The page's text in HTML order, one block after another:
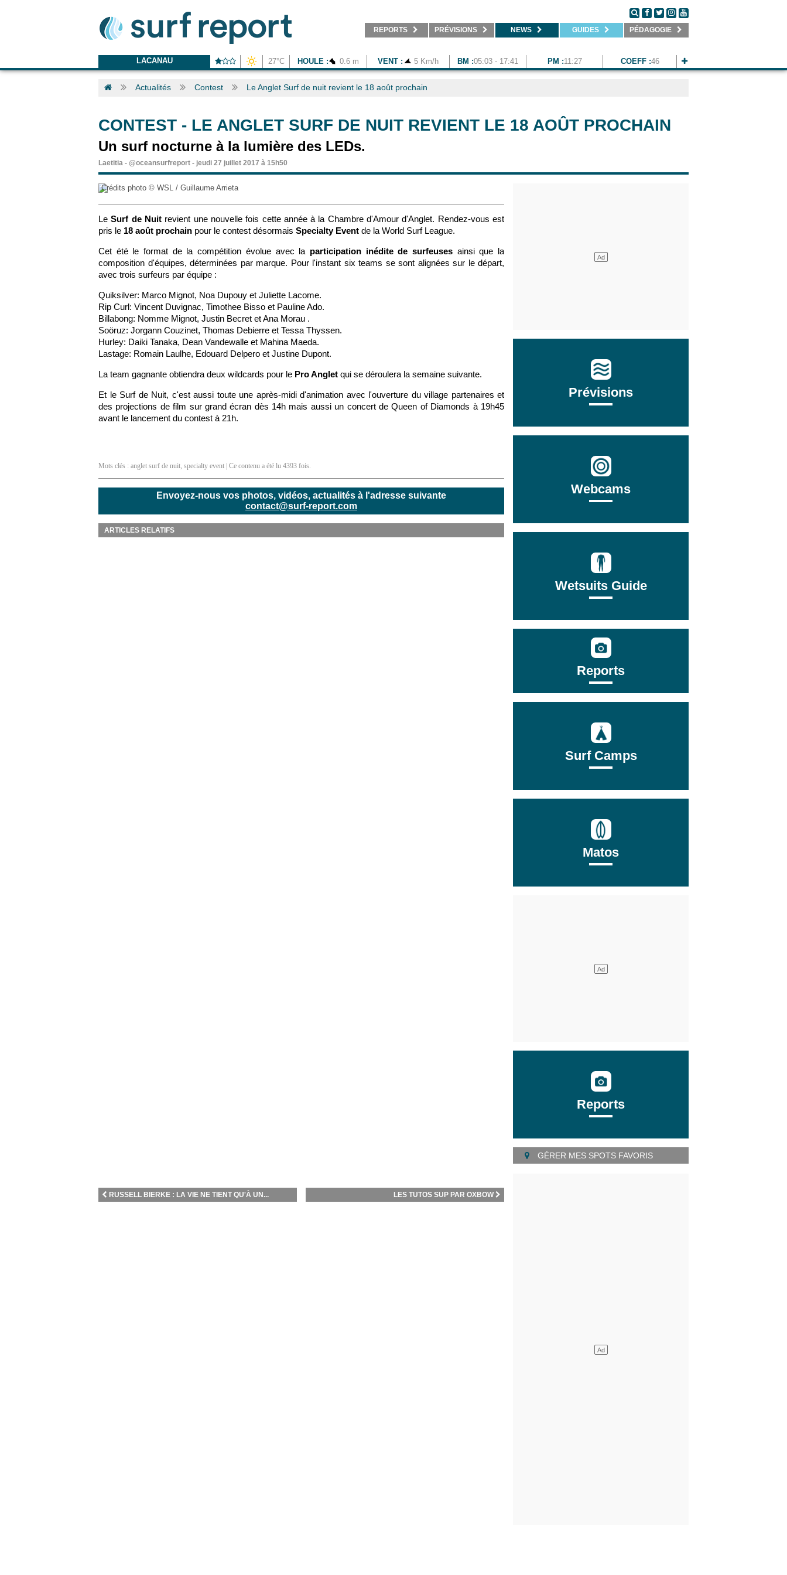
REPORTS PRÉVISIONS NEWS GUIDES PÉDAGOGIE
LACANAU 27°C HOULE : 0.6 m VENT : 5 Km/h BM :05:03 - 17:41 PM :11:27 COEFF :46
Actualités Contest Le Anglet Surf de nuit revient le 18 août prochain
CONTEST - LE ANGLET SURF DE NUIT REVIENT LE 18 AOÛT PROCHAIN
Un surf nocturne à la lumière des LEDs.
Laetitia - @oceansurfreport - jeudi 27 juillet 2017 à 15h50
Crédits photo © WSL / Guillaume Arrieta
LeSurf de Nuit revient une nouvelle fois cette année à la Chambre d'Amour d'Anglet. Rendez-vous est
pris le 18 août prochain pour le contest désormais Specialty Event de la World Surf League.
Cet été le format de la compétition évolue avec la participation inédite de surfeusesainsi que la
composition d'équipes, déterminées par marque. Pour l'instant six teams se sont alignées sur le départ,
avec trois surfeurs par équipe :
Quiksilver: Marco Mignot, Noa Dupouy et Juliette Lacome.
Rip Curl: Vincent Duvignac, Timothee Bisso et Pauline Ado.
Billabong: Nomme Mignot, Justin Becret et Ana Morau .
Soöruz: Jorgann Couzinet, Thomas Debierre et Tessa Thyssen.
Hurley: Daiki Tanaka, Dean Vandewalle et Mahina Maeda.
Lastage: Romain Laulhe, Edouard Delpero et Justine Dupont.
La team gagnante obtiendra deux wildcards pour le Pro Anglet qui se déroulera la semaine suivante.
Et le Surf de Nuit, c'est aussi toute une après-midi d'animation avec l'ouverture du village partenaires et
des projections de film sur grand écran dès 14h mais aussi un concert de Queen of Diamonds à 19h45
avant le lancement du contest à 21h.
Mots clés : anglet surf de nuit, specialty event | Ce contenu a été lu 4393 fois.
Envoyez-nous vos photos, vidéos, actualités à l'adresse suivante
contact@surf-report.com
ARTICLES RELATIFS
LES TUTOS SUP PAR OXBOW
RUSSELL BIERKE : LA VIE NE TIENT QU'À UN...
Prévisions
Webcams
Wetsuits Guide
Reports
Surf Camps
Matos
Reports
GÉRER MES SPOTS FAVORIS